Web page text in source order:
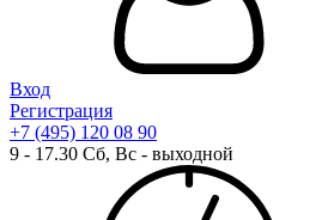
Вход
Регистрация
+7 (495) 120 08 90
9 - 17.30 Сб, Вс - выходной